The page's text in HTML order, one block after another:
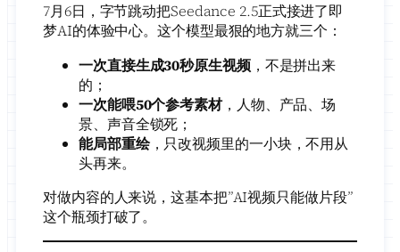
7月6日，字节跳动把Seedance 2.5正式接进了即
梦AI的体验中心。这个模型最狠的地方就三个：
一次直接生成30秒原生视频，不是拼出来
的；
一次能喂50个参考素材，人物、产品、场
景、声音全锁死；
能局部重绘，只改视频里的一小块，不用从
头再来。
对做内容的人来说，这基本把”AI视频只能做片段”
这个瓶颈打破了。